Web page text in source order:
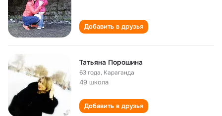
Добавить в друзья
Татьяна Порошина
63 года, Караганда
49 школа
Добавить в друзья